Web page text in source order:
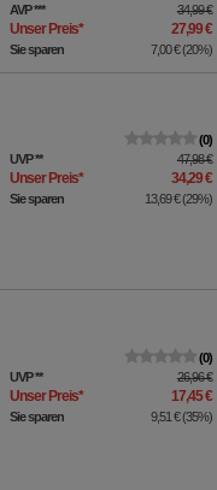
AVP*** 34,99 €
Unser Preis* 27,99 €
Sie sparen 7,00 €(20%)
0
UVP** 47,98 €
Unser Preis* 34,29 €
Sie sparen 13,69 €(29%)
0
UVP** 26,96 €
Unser Preis* 17,45 €
Sie sparen 9,51 €(35%)